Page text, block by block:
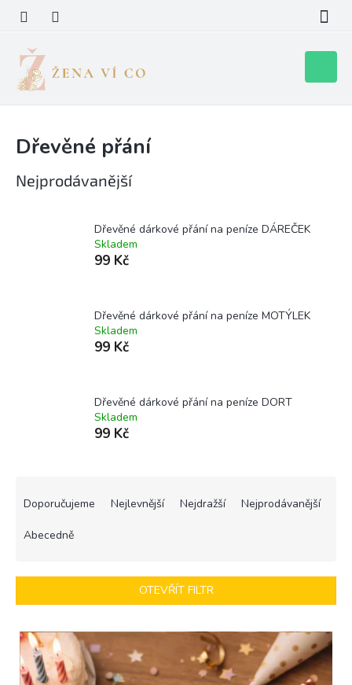
obsah
košík
Dřevěné přání
Nejprodávanější
Dřevěné dárkové přání na peníze DÁREČEK
Skladem
99 Kč
Dřevěné dárkové přání na peníze MOTÝLEK
Skladem
99 Kč
Dřevěné dárkové přání na peníze DORT
Skladem
99 Kč
r
d
u
k
Doporučujeme Nejlevnější Nejdražší Nejprodávanější
Abecedně
OTEVŘÍT FILTR
V
ý
p